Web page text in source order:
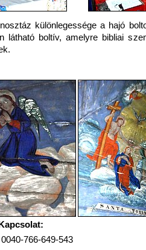
különlegessége a hajó
látható boltív, amelyre bibliai
0040-766-649-543